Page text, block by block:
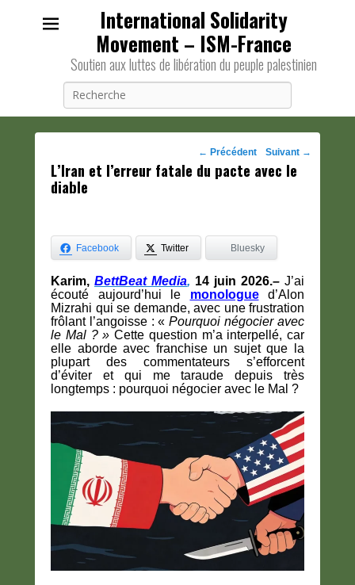
International Solidarity
Movement – ISM-France
Soutien aux luttes de libération du peuple palestinien
Navigation
des
← Précédent Suivant →
L’Iran et l’erreur fatale du pacte avec le
diable
Facebook Twitter Bluesky
Karim, BettBeat Media, 14 juin 2026.– J’ai
écouté aujourd’hui le monologued’Alon
Mizrahi qui se demande, avec une frustration
frôlant l’angoisse : «Pourquoi négocier avec
le Mal ? » Cette question m’a interpellé, car
elle aborde avec franchise un sujet que la
plupart des commentateurs s’efforcent
d’éviter et qui me taraude depuis très
longtemps : pourquoi négocier avec le Mal ?